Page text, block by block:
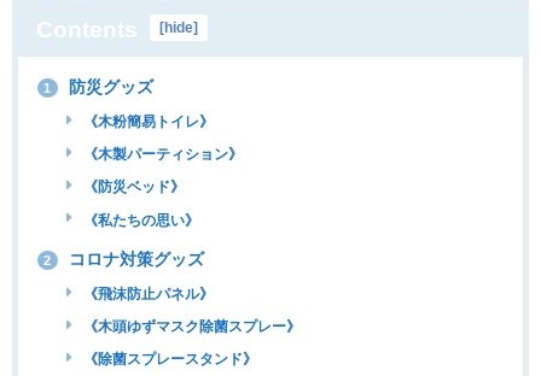
Contents [hide]
1 防災グッズ
《木粉簡易トイレ》
《木製パーティション》
《防災ベッド》
《私たちの思い》
2 コロナ対策グッズ
《飛沫防止パネル》
《木頭ゆずマスク除菌スプレー》
《除菌スプレースタンド》